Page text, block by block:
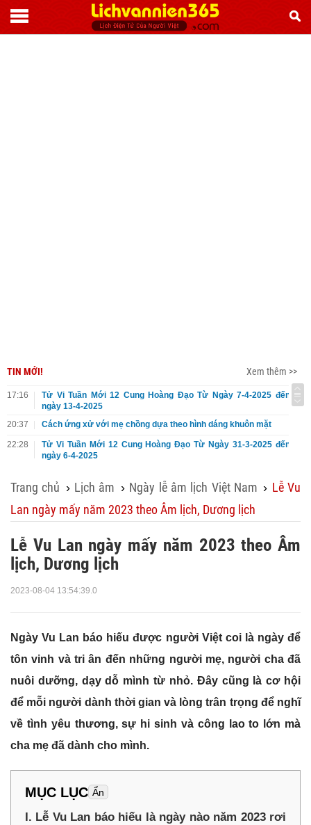
TIN MỚI! Xem thêm >>
17:16
Tử Vi Tuần Mới 12 Cung Hoàng Đạo Từ Ngày 7-4-2025 đến
ngày 13-4-2025
20:37
Cách ứng xử với mẹ chồng dựa theo hình dáng khuôn mặt
22:28
Tử Vi Tuần Mới 12 Cung Hoàng Đạo Từ Ngày 31-3-2025 đến
ngày 6-4-2025
Trang chủ › Lịch âm › Ngày lễ âm lịch Việt Nam › Lễ Vu
Lan ngày mấy năm 2023 theo Âm lịch, Dương lịch
Lễ Vu Lan ngày mấy năm 2023 theo Âm
lịch, Dương lịch
2023-08-04 13:54:39.0
Ngày Vu Lan báo hiếu được người Việt coi là ngày để
tôn vinh và tri ân đến những người mẹ, người cha đã
nuôi dưỡng, dạy dỗ mình từ nhỏ. Đây cũng là cơ hội
để mỗi người dành thời gian và lòng trân trọng để nghĩ
về tình yêu thương, sự hi sinh và công lao to lớn mà
cha mẹ đã dành cho mình.
MỤC LỤC Ẩn
I. Lễ Vu Lan báo hiếu là ngày nào năm 2023 rơi